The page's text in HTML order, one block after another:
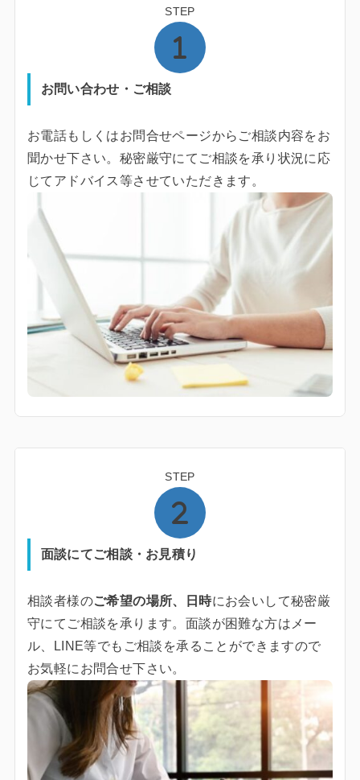
STEP
お問い合わせ・ご相談
お電話もしくはお問合せページからご相談内容をお
聞かせ下さい。秘密厳守にてご相談を承り状況に応
じてアドバイス等させていただきます。
STEP
面談にてご相談・お見積り
相談者様のご希望の場所、日時にお会いして秘密厳
守にてご相談を承ります。面談が困難な方はメー
ル、LINE等でもご相談を承ることができますので
お気軽にお問合せ下さい。